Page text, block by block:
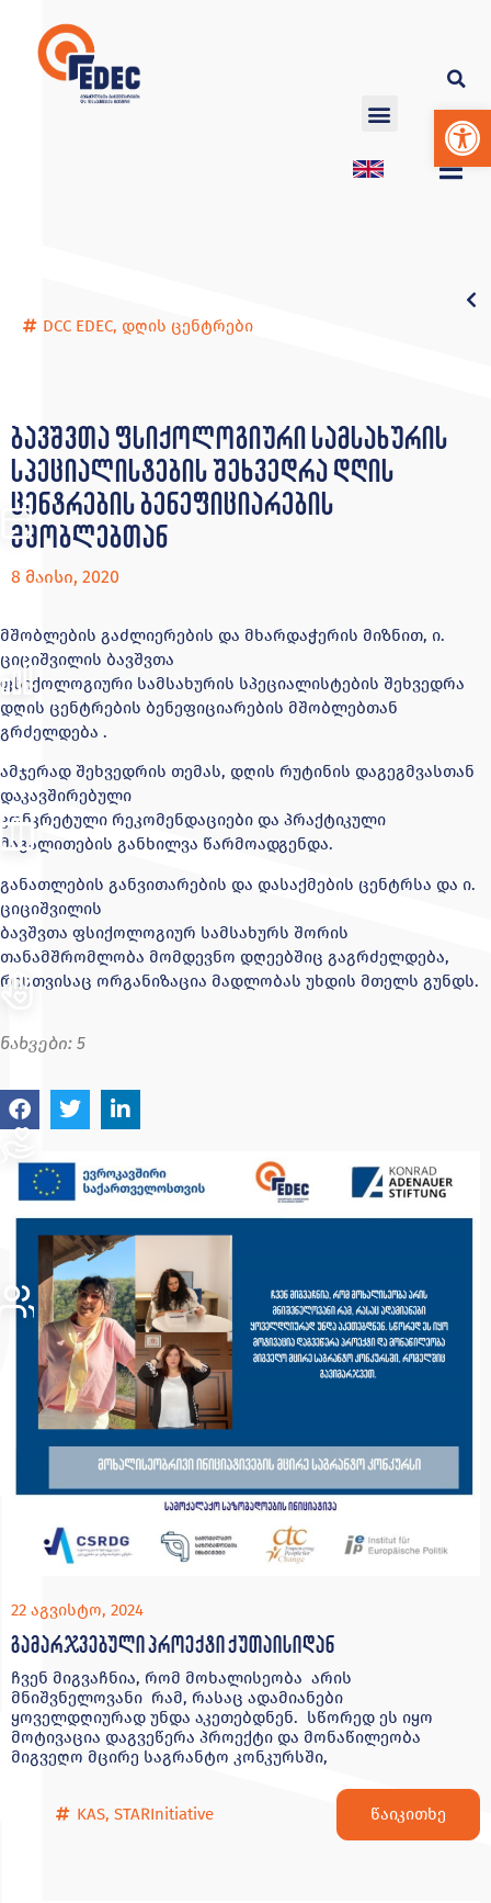
DCC EDEC, დღის ცენტრები
ბავშვთა ფსიქოლოგიური სამსახურის
სპეციალისტების შეხვედრა დღის
ცენტრების ბენეფიციარების
მშობლებთან
8 მაისი, 2020
მშობლების გაძლიერების და მხარდაჭერის მიზნით, ი.
ციციშვილის ბავშვთა
ფსიქოლოგიური სამსახურის სპეციალისტების შეხვედრა
დღის ცენტრების ბენეფიციარების მშობლებთან
გრძელდება .
ამჯერად შეხვედრის თემას, დღის რუტინის დაგეგმვასთან
დაკავშირებული
კონკრეტული რეკომენდაციები და პრაქტიკული
მაგალითების განხილვა წარმოადგენდა.
განათლების განვითარების და დასაქმების ცენტრსა და ი.
ციციშვილის
ბავშვთა ფსიქოლოგიურ სამსახურს შორის
თანამშრომლობა მომდევნო დღეებშიც გაგრძელდება,
რისთვისაც ორგანიზაცია მადლობას უხდის მთელს გუნდს.
ნახვები: 5
22 აგვისტო, 2024
გამარჯვებული პროექტი ქუთაისიდან
ჩვენ მიგვაჩნია, რომ მოხალისეობა არის
მნიშვნელოვანი რამ, რასაც ადამიანები
ყოველდღიურად უნდა აკეთებდნენ. სწორედ ეს იყო
მოტივაცია დაგვეწერა პროექტი და მონაწილეობა
მიგვეღო მცირე საგრანტო კონკურსში,
KAS, STARInitiative წაიკითხე